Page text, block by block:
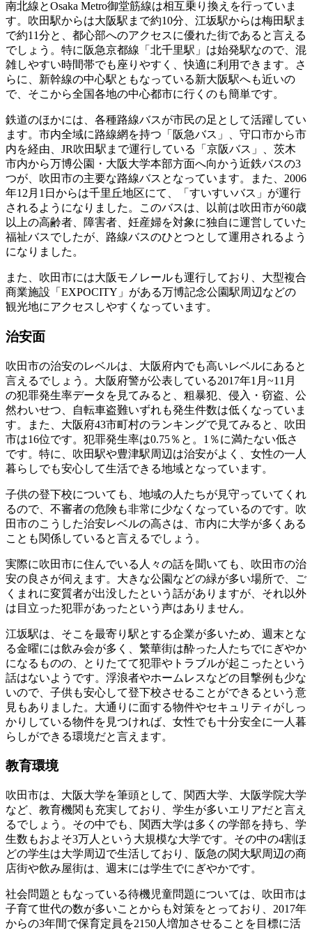
南北線とOsaka Metro御堂筋線は相互乗り換えを行っていま
す。吹田駅からは大阪駅まで約10分、江坂駅からは梅田駅ま
で約11分と、都心部へのアクセスに優れた街であると言える
でしょう。特に阪急京都線「北千里駅」は始発駅なので、混
雑しやすい時間帯でも座りやすく、快適に利用できます。さ
らに、新幹線の中心駅ともなっている新大阪駅へも近いの
で、そこから全国各地の中心都市に行くのも簡単です。
鉄道のほかには、 各種路線バスが市民の足として活躍してい
ます。市内全域に路線網を持つ「阪急バス」、守口市から市
内を経由、JR吹田駅まで運行している「京阪バス」、茨木
市内から万博公園・大阪大学本部方面へ向かう近鉄バスの3
つが、吹田市の主要な路線バスとなっています。また、2006
年12月1日からは千里丘地区にて、「すいすいバス」が運行
されるようになりました。このバスは、以前は吹田市が60歳
以上の高齢者、障害者、妊産婦を対象に独自に運営していた
福祉バスでしたが、路線バスのひとつとして運用されるよう
になりました。
また、吹田市には大阪モノレールも運行しており、大型複合
商業施設「EXPOCITY」がある万博記念公園駅周辺などの
観光地にアクセスしやすくなっています。
治安面
吹田市の治安のレベルは、大阪府内でも高いレベルにあると
言えるでしょう。大阪府警が公表している2017年1月~11月
の犯罪発生率データを見てみると、粗暴犯、侵入・窃盗、公
然わいせつ、自転車盗難いずれも発生件数は低くなっていま
す。また、大阪府43市町村のランキングで見てみると、吹田
市は16位です。 犯罪発生率は0.75％と。1％に満たない低さ
です。特に、吹田駅や豊津駅周辺は治安がよく、女性の一人
暮らしでも安心して生活できる地域となっています。
子供の登下校についても、地域の人たちが見守っていてくれ
るので、不審者の危険も非常に少なくなっているのです。吹
田市のこうした治安レベルの高さは、 市内に大学が多くある
ことも関係している と言えるでしょう。
実際に吹田市に住んでいる人々の話を聞いても、吹田市の治
安の良さが伺えます。大きな公園などの緑が多い場所で、ご
くまれに変質者が出没したという話がありますが、それ以外
は目立った犯罪があったという声はありません。
江坂駅は、そこを最寄り駅とする企業が多いため、週末とな
る金曜には飲み会が多く、繁華街は酔った人たちでにぎやか
になるものの、とりたてて犯罪やトラブルが起こったという
話はないようです。浮浪者やホームレスなどの目撃例も少な
いので、子供も安心して登下校させることができるという意
見もありました。大通りに面する物件やセキュリティがしっ
かりしている物件を見つければ、女性でも十分安全に一人暮
らしができる環境だと言えます。
教育環境
吹田市は、大阪大学を筆頭として、関西大学、大阪学院大学
など、教育機関も充実しており、学生が多いエリアだと言え
るでしょう。その中でも、 関西大学は多くの学部を持ち、学
生数もおよそ3万人という大規模な大学です。その中の4割ほ
どの学生は大学周辺で生活しており、阪急の関大駅周辺の商
店街や飲み屋街は、週末には学生でにぎやかです。
社会問題ともなっている待機児童問題については、吹田市は
子育て世代の数が多いことからも対策をとっており、2017年
からの3年間で保育定員を2150人増加させることを目標に活